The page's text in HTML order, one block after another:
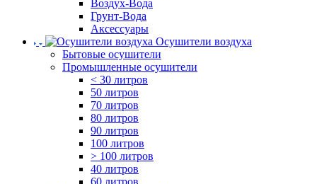
Воздух-Вода
Грунт-Вода
Аксессуары
Осушители воздуха
Бытовые осушители
Промышленные осушители
< 30 литров
50 литров
70 литров
80 литров
90 литров
100 литров
> 100 литров
40 литров
60 литров